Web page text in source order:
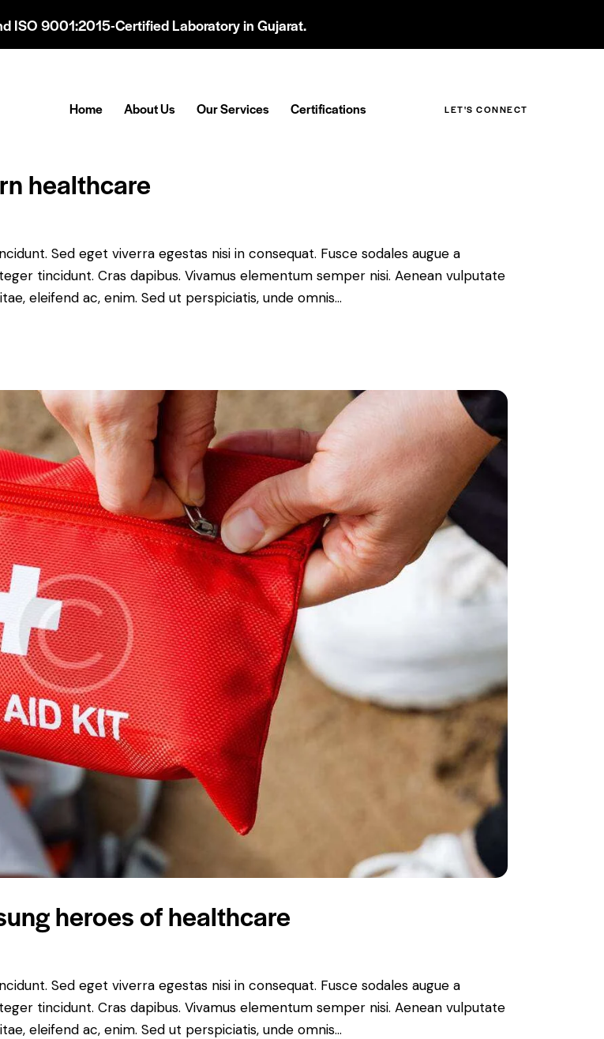
ISO 9001:2015-Certified Laboratory in Gujarat.
Home About Us Our Services Certifications LET'S CONNECT
healthcare
Sed eget viverra egestas nisi in consequat. Fusce sodales augue a
tincidunt. Cras dapibus. Vivamus elementum semper nisi. Aenean vulputate
eleifend ac, enim. Sed ut perspiciatis, unde omnis…
heroes of healthcare
Sed eget viverra egestas nisi in consequat. Fusce sodales augue a
tincidunt. Cras dapibus. Vivamus elementum semper nisi. Aenean vulputate
eleifend ac, enim. Sed ut perspiciatis, unde omnis…